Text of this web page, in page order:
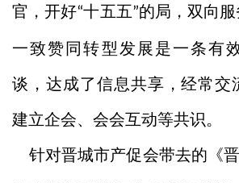
官，开好“十五五”的局，双向服
一致赞同转型发展是一条有
谈，达成了信息共享，经常交
建立企会、会会互动等共识。
针对晋城市产促会带去的《